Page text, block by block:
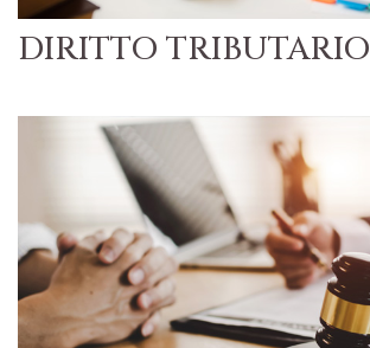
DIRITTO TRIBUTARIO